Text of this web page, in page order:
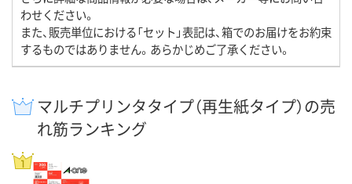
わせください。
また、販売単位における「セット」表記は、箱でのお届けをお約束
するものではありません。あらかじめご了承ください。
マルチプリンタタイプ（再生紙タイプ）の売
れ筋ランキング